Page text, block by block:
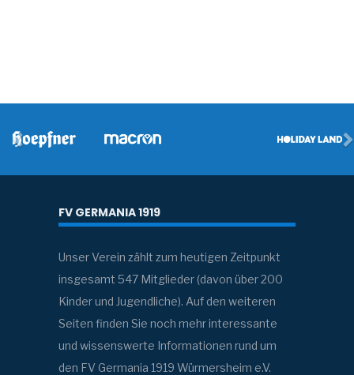
FV GERMANIA 1919
Unser Verein zählt zum heutigen Zeitpunkt
insgesamt 547 Mitglieder (davon über 200
Kinder und Jugendliche). Auf den weiteren
Seiten finden Sie noch mehr interessante
und wissenswerte Informationen rund um
den FV Germania 1919 Würmersheim e.V.